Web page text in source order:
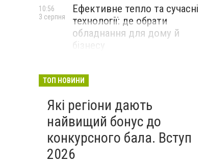
Ефективне тепло та сучасні
технології: де обрати
обладнання для дому й
бізнесу
10:56
3 серпня
ТОП НОВИНИ
Які регіони дають
найвищий бонус до
конкурсного бала. Вступ
2026